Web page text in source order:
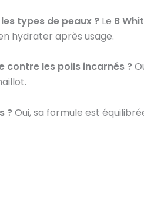
types de peaux ? Le B
hydrater après usage.
contre les poils incarnés ?
?Oui, sa formule est